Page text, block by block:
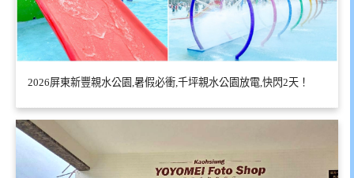
2026屏東新豐親水公園,暑假必衝,千坪親水公園放電,快閃2天！